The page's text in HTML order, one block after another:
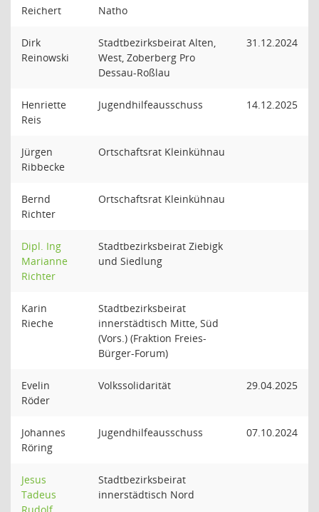
Reichert
Natho
Dirk
Reinowski
Stadtbezirksbeirat Alten,
West, Zoberberg Pro
Dessau-Roßlau
31.12.2024
Henriette
Reis
Jugendhilfeausschuss 14.12.2025
Jürgen
Ribbecke
Ortschaftsrat Kleinkühnau
Bernd
Richter
Ortschaftsrat Kleinkühnau
Dipl. Ing
Marianne
Richter
Stadtbezirksbeirat Ziebigk
und Siedlung
Karin
Rieche
Stadtbezirksbeirat
innerstädtisch Mitte, Süd
(Vors.) (Fraktion Freies-
Bürger-Forum)
Evelin
Röder
Volkssolidarität 29.04.2025
Johannes
Röring
Jugendhilfeausschuss 07.10.2024
Jesus
Tadeus
Stadtbezirksbeirat
innerstädtisch Nord